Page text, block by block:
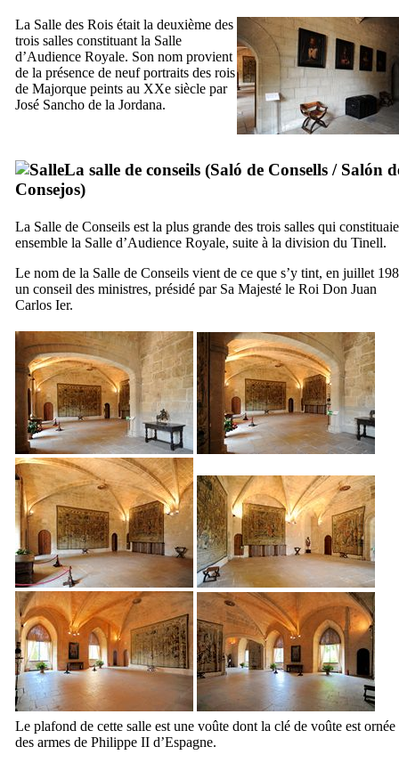
La Salle des Rois était la deuxième des
trois salles constituant la Salle
d’Audience Royale. Son nom provient
de la présence de neuf portraits des rois
de Majorque peints au XXe siècle par
José Sancho de la Jordana.
La salle de conseils (Saló de Consells / Salón
Consejos)
La Salle de Conseils est la plus grande des trois salles qui
ensemble la Salle d’Audience Royale, suite à la division du Tinell.
Le nom de la Salle de Conseils vient de ce que s’y tint, en juillet
un conseil des ministres, présidé par Sa Majesté le Roi Don Juan
Carlos Ier.
Le plafond de cette salle est une voûte dont la clé de voûte est ornée
des armes de Philippe II d’Espagne.